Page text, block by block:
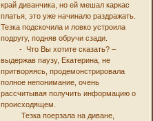
край диванчика, но ей мешал каркас
платья, это уже начинало раздражать.
Тезка подскочила и ловко устроила
подругу, подняв обручи сзади.
- Что Вы хотите сказать? –
выдержав паузу, Екатерина, не
притворяясь, продемонстрировала
полное непонимание, очень
рассчитывая получить информацию о
происходящем.
Тезка поерзала на диване,